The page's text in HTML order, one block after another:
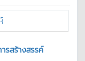
รสร้างสรรค์